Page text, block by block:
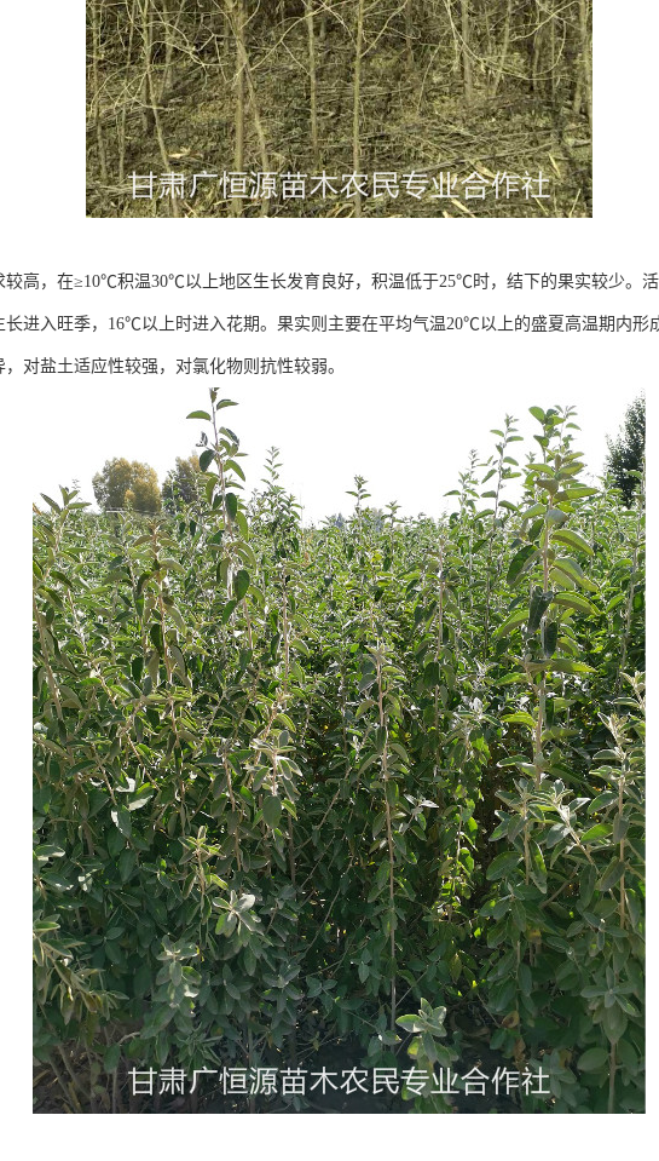
较高，在≥10℃积温30℃以上地区生长发育良好，积温低于25℃时，结下的果实较少。
进入旺季，16℃以上时进入花期。果实则主要在平均气温20℃以上的盛夏高温期内形
对盐土适应性较强，对氯化物则抗性较弱。